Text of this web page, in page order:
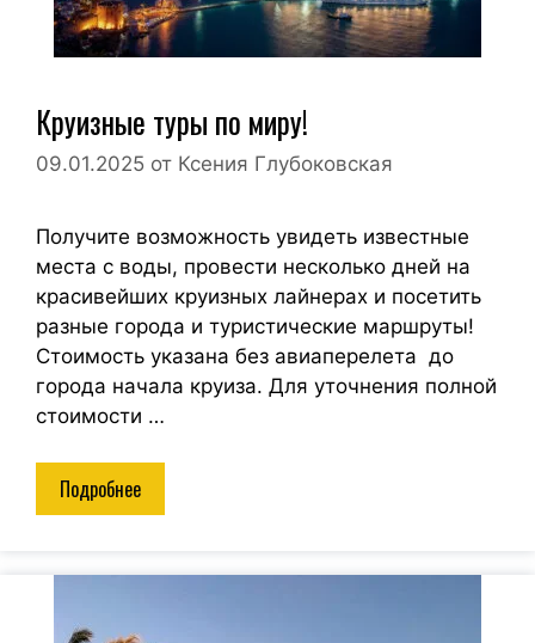
Круизные туры по миру!
09.01.2025 от Ксения Глубоковская
Получите возможность увидеть известные
места с воды, провести несколько дней на
красивейших круизных лайнерах и посетить
разные города и туристические маршруты!
Стоимость указана без авиаперелета до
города начала круиза. Для уточнения полной
стоимости …
Подробнее